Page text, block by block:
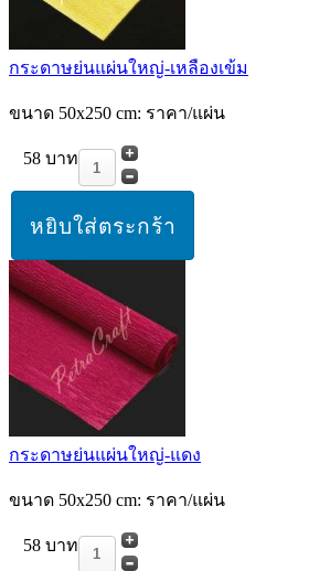
กระดาษย่นแผ่นใหญ่-เหลืองเข้ม
ขนาด 50x250 cm: ราคา/แผ่น
58 บาท
กระดาษย่นแผ่นใหญ่-แดง
ขนาด 50x250 cm: ราคา/แผ่น
58 บาท